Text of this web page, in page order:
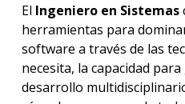
El Ingeniero en Sistemas
herramientas para
software a través de las
necesita, la capacidad
desarrollo